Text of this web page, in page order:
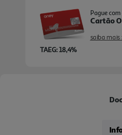
TAEG: 18,4%
Pague com
Cartão
saiba mais